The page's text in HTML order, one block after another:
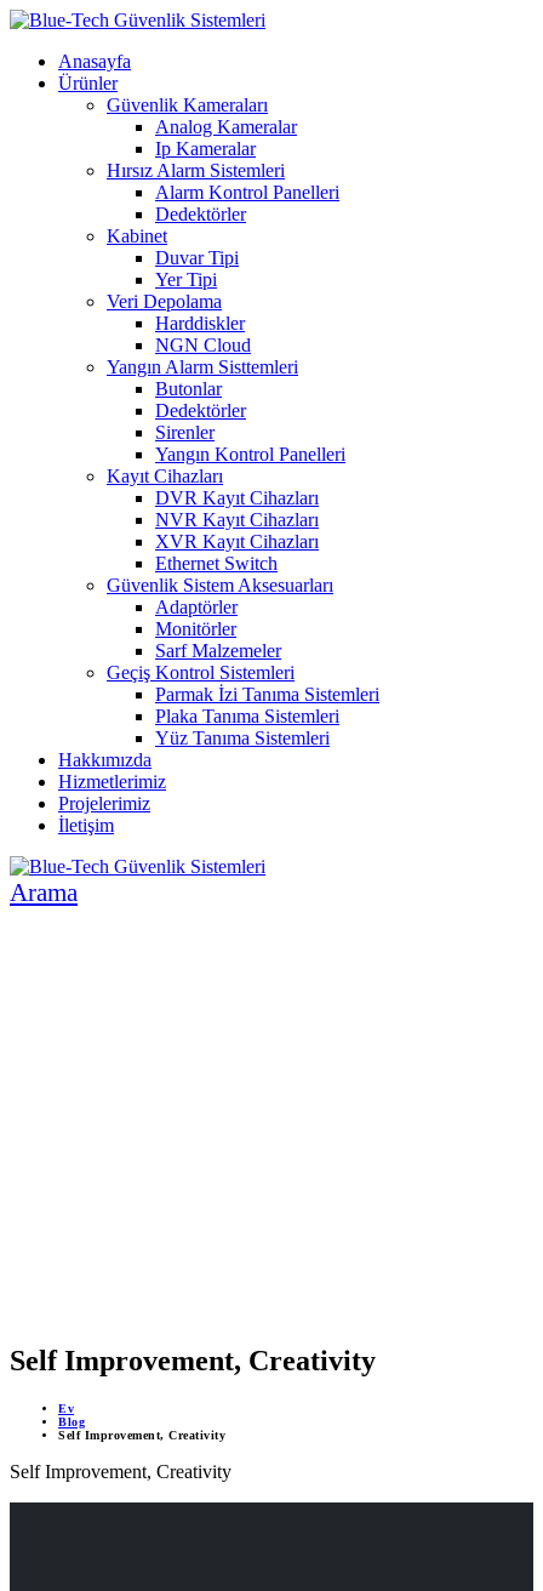
Anasayfa
Ürünler
Güvenlik Kameraları
Analog Kameralar
Ip Kameralar
Hırsız Alarm Sistemleri
Alarm Kontrol Panelleri
Dedektörler
Kabinet
Duvar Tipi
Yer Tipi
Veri Depolama
Harddiskler
NGN Cloud
Yangın Alarm Sisttemleri
Butonlar
Dedektörler
Sirenler
Yangın Kontrol Panelleri
Kayıt Cihazları
DVR Kayıt Cihazları
NVR Kayıt Cihazları
XVR Kayıt Cihazları
Ethernet Switch
Güvenlik Sistem Aksesuarları
Adaptörler
Monitörler
Sarf Malzemeler
Geçiş Kontrol Sistemleri
Parmak İzi Tanıma Sistemleri
Plaka Tanıma Sistemleri
Yüz Tanıma Sistemleri
Hakkımızda
Hizmetlerimiz
Projelerimiz
İletişim
Arama
Self Improvement, Creativity
Ev
Blog
Self Improvement, Creativity
Self Improvement, Creativity